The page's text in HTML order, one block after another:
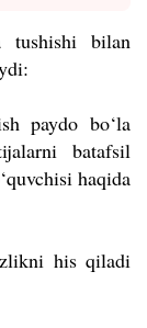
tushishi bilan
paydo bo‘la
batafsil
haqida
his qiladi